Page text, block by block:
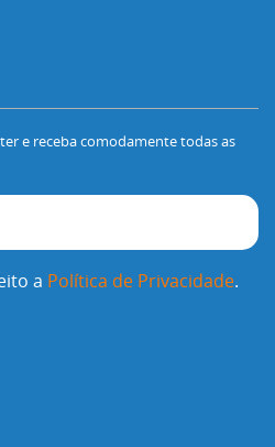
e receba comodamente todas as
a Política de Privacidade.